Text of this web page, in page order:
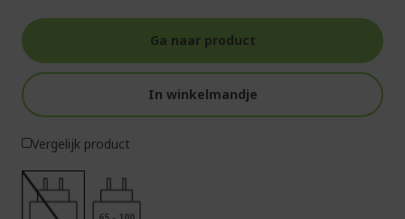
Ga naar product
In winkelmandje
Vergelijk product